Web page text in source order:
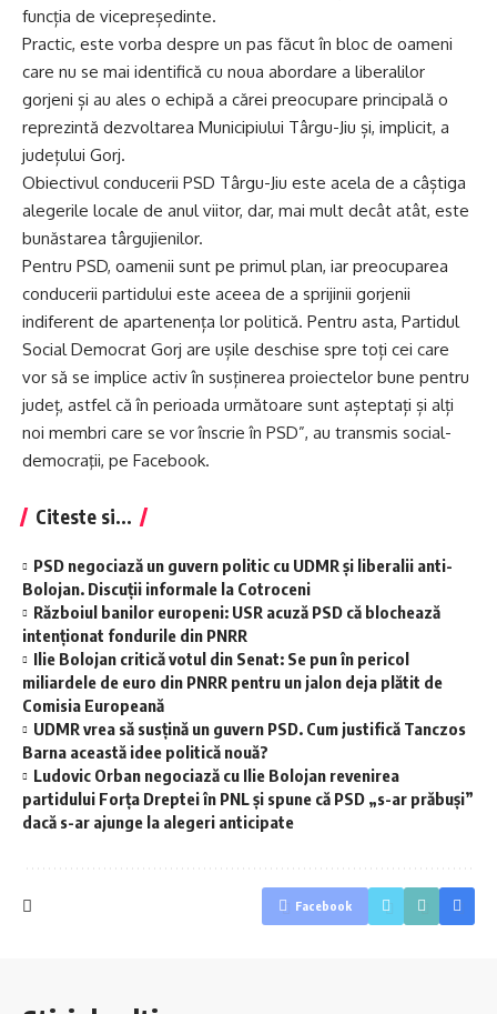
funcția de vicepreședinte.
Practic, este vorba despre un pas făcut în bloc de oameni
care nu se mai identifică cu noua abordare a liberalilor
gorjeni și au ales o echipă a cărei preocupare principală o
reprezintă dezvoltarea Municipiului Târgu-Jiu și, implicit, a
județului Gorj.
Obiectivul conducerii PSD Târgu-Jiu este acela de a câștiga
alegerile locale de anul viitor, dar, mai mult decât atât, este
bunăstarea târgujienilor.
Pentru PSD, oamenii sunt pe primul plan, iar preocuparea
conducerii partidului este aceea de a sprijinii gorjenii
indiferent de apartenența lor politică. Pentru asta, Partidul
Social Democrat Gorj are ușile deschise spre toți cei care
vor să se implice activ în susținerea proiectelor bune pentru
județ, astfel că în perioada următoare sunt așteptați și alți
noi membri care se vor înscrie în PSD”, au transmis social-
democraţii, pe Facebook.
Citeste si...
PSD negociază un guvern politic cu UDMR şi liberalii anti-
Bolojan. Discuţii informale la Cotroceni
Războiul banilor europeni: USR acuză PSD că blochează
intenționat fondurile din PNRR
Ilie Bolojan critică votul din Senat: Se pun în pericol
miliardele de euro din PNRR pentru un jalon deja plătit de
Comisia Europeană
UDMR vrea să susţină un guvern PSD. Cum justifică Tanczos
Barna această idee politică nouă?
Ludovic Orban negociază cu Ilie Bolojan revenirea
partidului Forța Dreptei în PNL şi spune că PSD „s-ar prăbuși”
dacă s-ar ajunge la alegeri anticipate
Facebook